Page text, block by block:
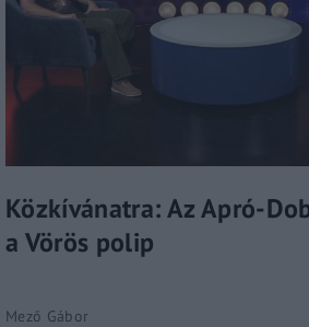
Közkívánatra: Az Apró-
a Vörös polip
Mező Gábor